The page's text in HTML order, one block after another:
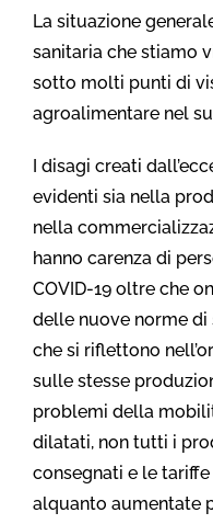
La situazione
sanitaria che stiamo
sotto molti punti di
agroalimentare nel
I disagi creati
evidenti sia nella
nella
hanno carenza di
COVID-19 oltre che
delle nuove norme di
che si riflettono
sulle stesse
problemi della
dilatati, non tutti i
consegnati e le
alquanto aumentate